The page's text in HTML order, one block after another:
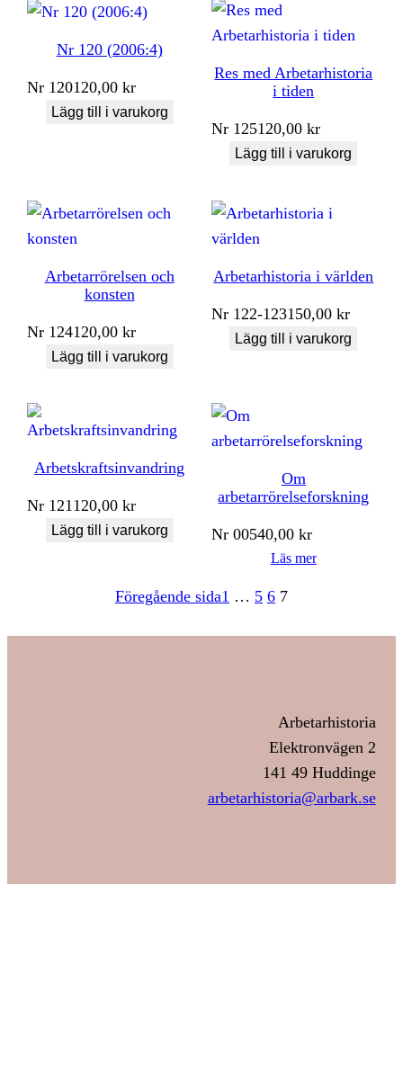
Nr 120 (2006:4)
Nr 120120,00kr
Lägg till i varukorg
Res med Arbetarhistoria
i tiden
Nr 125120,00kr
Lägg till i varukorg
Arbetarrörelsen och
konsten
Nr 124120,00kr
Lägg till i varukorg
Arbetarhistoria i världen
Nr 122-123150,00kr
Lägg till i varukorg
Arbetskraftsinvandring
Nr 121120,00kr
Lägg till i varukorg
Om
arbetarrörelseforskning
Nr 00540,00kr
Läs mer
Föregående sida1 … 5 6 7
Arbetarhistoria
Elektronvägen 2
141 49 Huddinge
arbetarhistoria@arbark.se